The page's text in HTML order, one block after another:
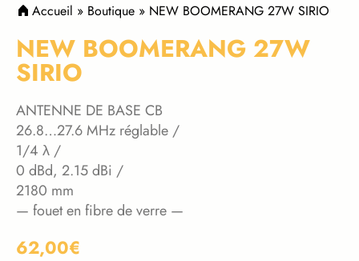
Accueil » Boutique » NEW BOOMERANG 27W SIRIO
NEW BOOMERANG 27W
SIRIO
ANTENNE DE BASE CB
26.8…27.6 MHz réglable /
1/4 λ /
0 dBd, 2.15 dBi /
2180 mm
— fouet en fibre de verre —
62,00€